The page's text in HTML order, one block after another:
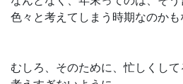
色々と考えてしまう時期なのかも
むしろ、そのために、忙しくして